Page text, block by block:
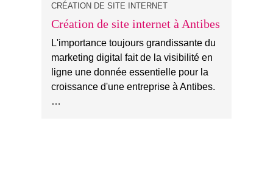
CRÉATION DE SITE INTERNET
Création de site internet à Antibes
L'importance toujours grandissante du
marketing digital fait de la visibilité en
ligne une donnée essentielle pour la
croissance d'une entreprise à Antibes.
…